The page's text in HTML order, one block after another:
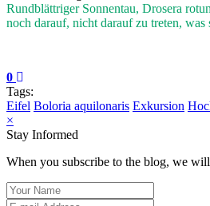
Rundblättriger Sonnentau, Drosera
noch darauf, nicht darauf zu treten,
0
Tags:
Eifel Boloria aquilonaris Exkursion
×
Stay Informed
When you subscribe to the blog, we
Your Name